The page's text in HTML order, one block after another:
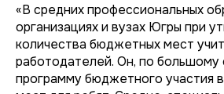
«В средних профессиональных
организациях и вузах Югры при
количества бюджетных мест
работодателей. Он, по большому
программу бюджетного участия